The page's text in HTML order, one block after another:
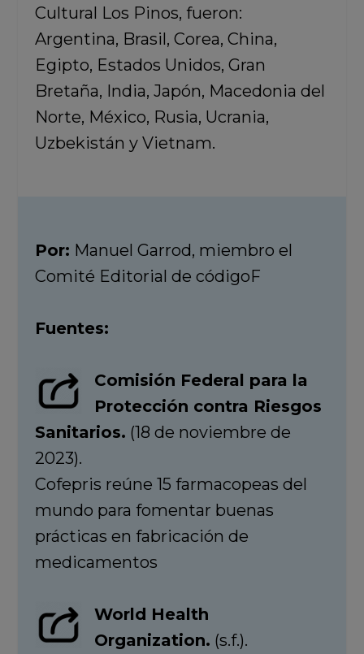
Cultural Los Pinos, fueron:
Argentina, Brasil, Corea, China,
Egipto, Estados Unidos, Gran
Bretaña, India, Japón, Macedonia del
Norte, México, Rusia, Ucrania,
Uzbekistán y Vietnam.
Por: Manuel Garrod, miembro el
Comité Editorial de códigoF
Fuentes:
Comisión Federal para la
Protección contra Riesgos
Sanitarios. (18 de noviembre de
2023).
Cofepris reúne 15 farmacopeas del
mundo para fomentar buenas
prácticas en fabricación de
medicamentos
World Health
Organization. (s.f.).